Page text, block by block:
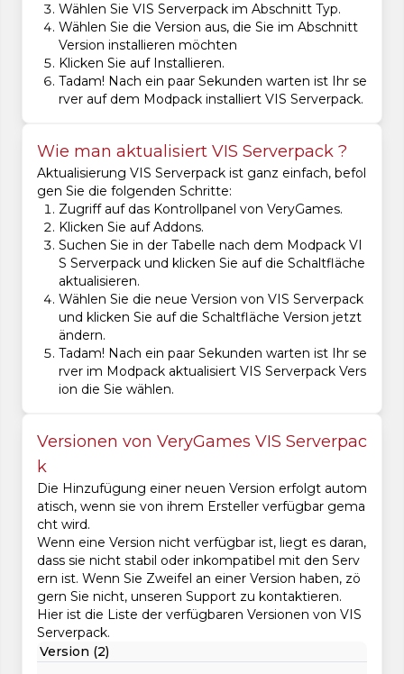
Wählen Sie VIS Serverpack im Abschnitt Typ.
Wählen Sie die Version aus, die Sie im Abschnitt
Version installieren möchten
Klicken Sie auf Installieren.
Tadam! Nach ein paar Sekunden warten ist Ihr se
rver auf dem Modpack installiert VIS Serverpack.
Wie man aktualisiert VIS Serverpack ?
Aktualisierung VIS Serverpack ist ganz einfach, befol
gen Sie die folgenden Schritte:
Zugriff auf das Kontrollpanel von VeryGames.
Klicken Sie auf Addons.
Suchen Sie in der Tabelle nach dem Modpack VI
S Serverpack und klicken Sie auf die Schaltfläche
aktualisieren.
Wählen Sie die neue Version von VIS Serverpack
und klicken Sie auf die Schaltfläche Version jetzt
ändern.
Tadam! Nach ein paar Sekunden warten ist Ihr se
rver im Modpack aktualisiert VIS Serverpack Vers
ion die Sie wählen.
Versionen von VeryGames VIS Serverpac
k
Die Hinzufügung einer neuen Version erfolgt autom
atisch, wenn sie von ihrem Ersteller verfügbar gema
cht wird.
Wenn eine Version nicht verfügbar ist, liegt es daran,
dass sie nicht stabil oder inkompatibel mit den Serv
ern ist. Wenn Sie Zweifel an einer Version haben, zö
gern Sie nicht, unseren Support zu kontaktieren.
Hier ist die Liste der verfügbaren Versionen von VIS
Serverpack.
Version (2)